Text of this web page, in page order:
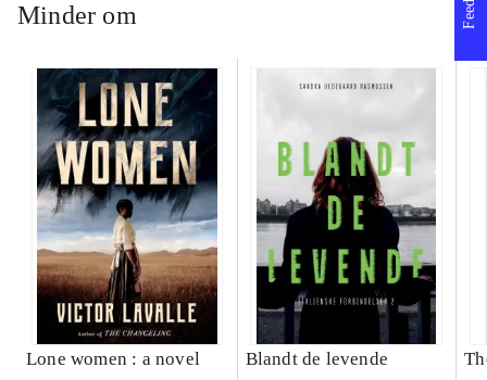
Minder om
Lone women : a novel
Blandt de levende